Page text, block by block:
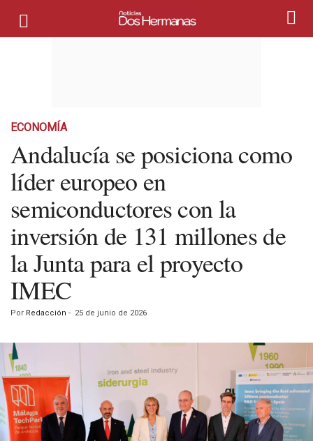
ECONOMÍA
Andalucía se posiciona como
líder europeo en
semiconductores con la
inversión de 131 millones de
la Junta para el proyecto
IMEC
Por Redacción - 25 de junio de 2026